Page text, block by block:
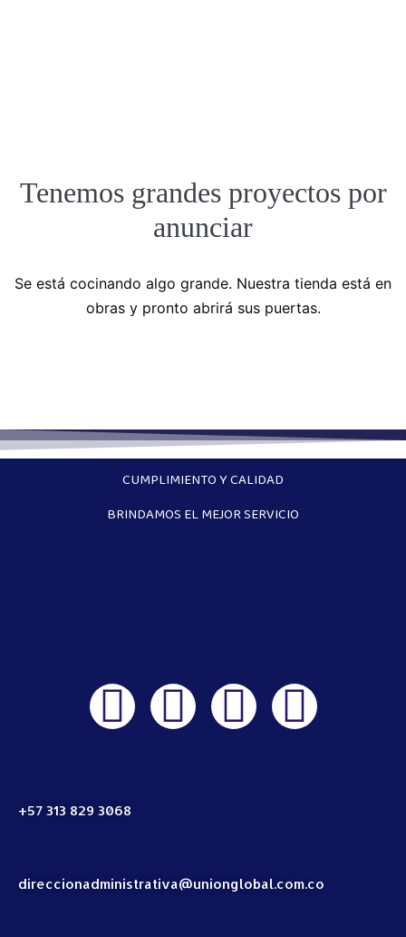
Tenemos grandes proyectos por
anunciar
Se está cocinando algo grande. Nuestra tienda está en
obras y pronto abrirá sus puertas.
CUMPLIMIENTO Y CALIDAD
BRINDAMOS EL MEJOR SERVICIO
+57 313 829 3068
direccionadministrativa@unionglobal.com.co